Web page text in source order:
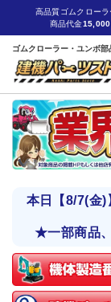
高品質ゴムクロー
商品代金15,000
ゴムクローラー・ユンボ
本日【8/7(金)
★一部商品、